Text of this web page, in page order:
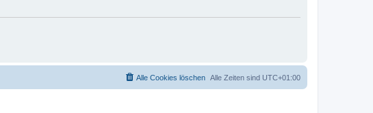
Alle Zeiten sind UTC+01:00
Alle Cookies löschen